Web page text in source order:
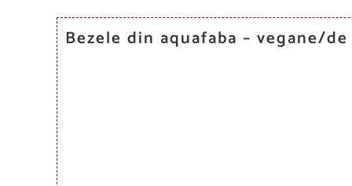
Bezele din aquafaba – vegane/